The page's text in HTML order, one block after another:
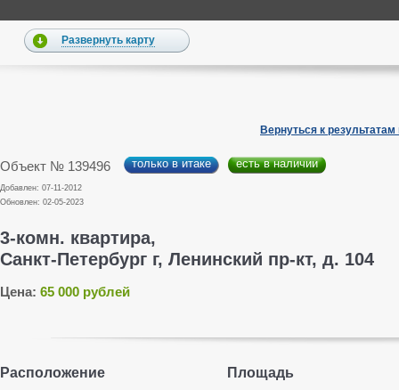
Развернуть карту
Вернуться к результатам
Объект № 139496 только в итаке есть в наличии
Добавлен: 07-11-2012
Обновлен: 02-05-2023
3-комн. квартира,
Санкт-Петербург г, Ленинский пр-кт, д. 104
Цена: 65 000 рублей
Расположение Площадь